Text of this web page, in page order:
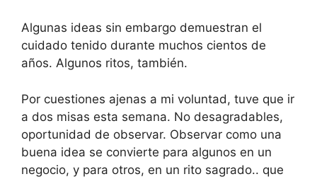
Algunas ideas sin embargo demuestran el
cuidado tenido durante muchos cientos de
años. Algunos ritos, también.
Por cuestiones ajenas a mi voluntad, tuve que ir
a dos misas esta semana. No desagradables,
oportunidad de observar. Observar como una
buena idea se convierte para algunos en un
negocio, y para otros, en un rito sagrado.. que